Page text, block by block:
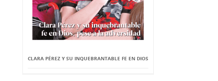
CLARA PÉREZ Y SU INQUEBRANTABLE FE EN DIOS